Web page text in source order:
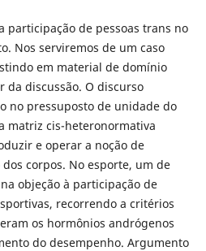
participação de pessoas trans no
Nos serviremos de um caso
em material de domínio
da discussão. O discurso
no pressuposto de unidade do
matriz cis-heteronormativa
e operar a noção de
corpos. No esporte, um de
objeção à participação de
recorrendo a critérios
os hormônios andrógenos
do desempenho. Argumento